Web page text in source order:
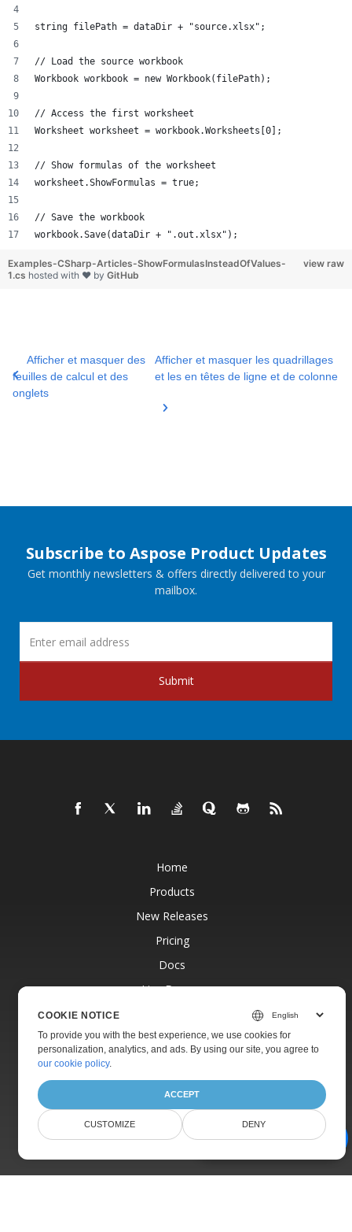
string filePath = dataDir + "source.xlsx";
// Load the source workbook
Workbook workbook = new Workbook(filePath);
// Access the first worksheet
Worksheet worksheet = workbook.Worksheets[0];
// Show formulas of the worksheet
worksheet.ShowFormulas = true;
// Save the workbook
workbook.Save(dataDir + ".out.xlsx");
view raw
Examples-CSharp-Articles-ShowFormulasInsteadOfValues-
1.cs hosted with ❤ by GitHub
AI Document Assistant
Afficher et masquer des
feuilles de calcul et des
onglets
Afficher et masquer les quadrillages
et les en têtes de ligne et de colonne
Subscribe to Aspose Product Updates
Get monthly newsletters & offers directly delivered to your
mailbox.
Submit
Home
Products
New Releases
Pricing
Docs
Live Demos
Paid Support
Websites
About
COOKIE NOTICE
To provide you with the best experience, we use cookies for
personalization, analytics, and ads. By using our site, you agree to
our cookie policy.
ACCEPT
CUSTOMIZE DENY